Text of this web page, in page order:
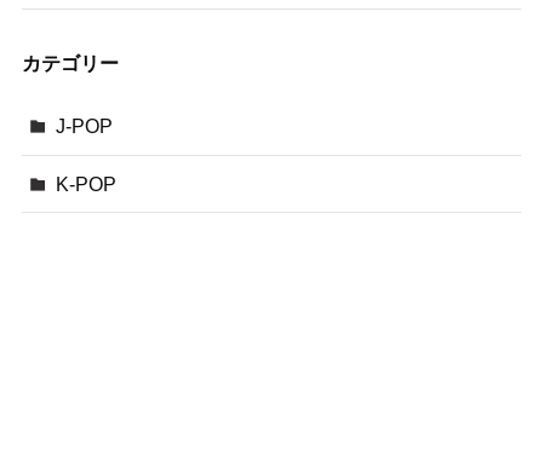
カテゴリー
J-POP
K-POP